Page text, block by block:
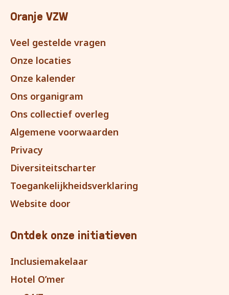
Oranje VZW
Veel gestelde vragen
Onze locaties
Onze kalender
Ons organigram
Ons collectief overleg
Algemene voorwaarden
Privacy
Diversiteitscharter
Toegankelijkheidsverklaring
Website door
Ontdek onze initiatieven
Inclusiemakelaar
Hotel O’mer